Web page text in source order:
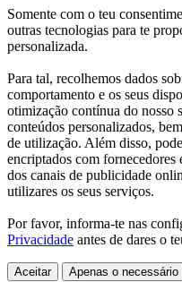
Somente com o teu
outras tecnologias para te
personalizada.
Para tal, recolhemos dados
comportamento e os seus
otimização contínua do nosso
conteúdos personalizados,
de utilização. Além disso,
encriptados com fornecedores
dos canais de publicidade
utilizares os seus serviços.
Por favor, informa-te nas
Privacidade antes de dares o
Aceitar Apenas o necessário